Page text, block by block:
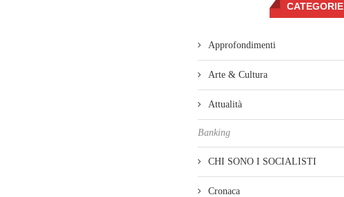
CATEGORIE
Approfondimenti
Arte & Cultura
Attualità
Banking
CHI SONO I SOCIALISTI
Cronaca